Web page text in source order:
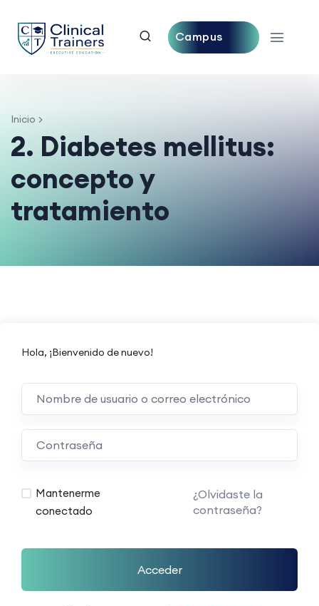
Campus
Inicio
2. Diabetes mellitus:
concepto y
tratamiento
Hola, ¡Bienvenido de nuevo!
Mantenerme
conectado
¿Olvidaste la
contraseña?
Acceder